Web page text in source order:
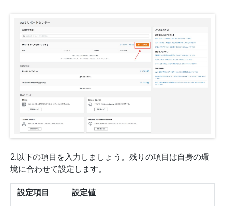
2.以下の項目を入力しましょう。残りの項目は自身の環
境に合わせて設定します。
設定項目 設定値